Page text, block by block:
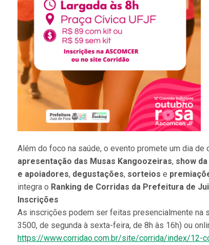
Além do foco na saúde, o evento promete um dia
apresentação das Musas Kangoozeiras, show
e apoiadores, degustações, sorteios e
integra o Ranking de Corridas da Prefeitura de
Inscrições
As inscrições podem ser feitas presencialmente na
3500, de segunda à sexta-feira, de 8h às 16h) ou
https://www.corridao.com.br/site/corrida/index/12-